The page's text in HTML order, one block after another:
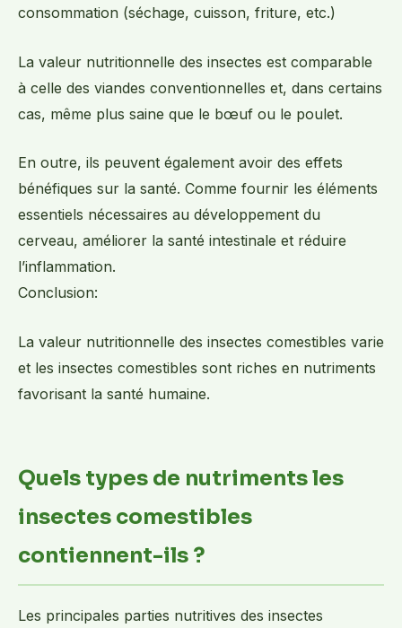
consommation (séchage, cuisson, friture, etc.)
La valeur nutritionnelle des insectes est comparable
à celle des viandes conventionnelles et, dans certains
cas, même plus saine que le bœuf ou le poulet.
En outre, ils peuvent également avoir des effets
bénéfiques sur la santé. Comme fournir les éléments
essentiels nécessaires au développement du
cerveau, améliorer la santé intestinale et réduire
l’inflammation.
Conclusion:
La valeur nutritionnelle des insectes comestibles varie
et les insectes comestibles sont riches en nutriments
favorisant la santé humaine.
Quels types de nutriments les
insectes comestibles
contiennent-ils ?
Les principales parties nutritives des insectes